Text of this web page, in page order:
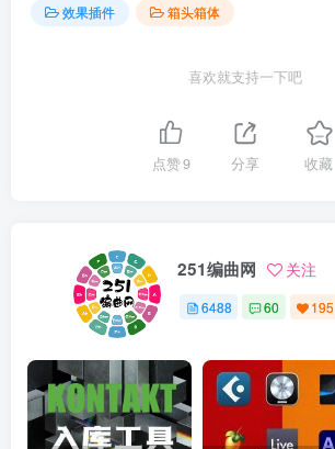
效果插件 箱头箱体
喜欢就支持一下吧
点赞9 分享 收藏
251编曲网 关注
6488 60 195